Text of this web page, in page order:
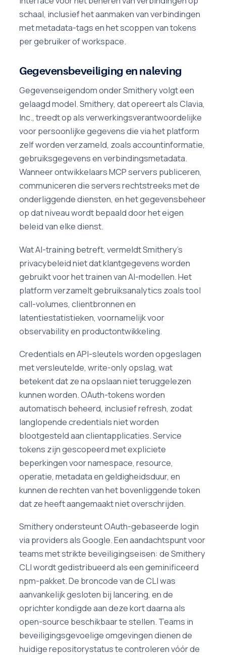
schaal, inclusief het aanmaken van verbindingen
met metadata-tags en het scoppen van tokens
per gebruiker of workspace.
Gegevensbeveiliging en naleving
Gegevenseigendom onder Smithery volgt een
gelaagd model. Smithery, dat opereert als Clavia,
Inc., treedt op als verwerkingsverantwoordelijke
voor persoonlijke gegevens die via het platform
zelf worden verzameld, zoals accountinformatie,
gebruiksgegevens en verbindingsmetadata.
Wanneer ontwikkelaars MCP servers publiceren,
communiceren die servers rechtstreeks met de
onderliggende diensten, en het gegevensbeheer
op dat niveau wordt bepaald door het eigen
beleid van elke dienst.
Wat AI-training betreft, vermeldt Smithery's
privacybeleid niet dat klantgegevens worden
gebruikt voor het trainen van AI-modellen. Het
platform verzamelt gebruiksanalytics zoals tool
call-volumes, clientbronnen en
latentiestatistieken, voornamelijk voor
observability en productontwikkeling.
Credentials en API-sleutels worden opgeslagen
met versleutelde, write-only opslag, wat
betekent dat ze na opslaan niet teruggelezen
kunnen worden. OAuth-tokens worden
automatisch beheerd, inclusief refresh, zodat
langlopende credentials niet worden
blootgesteld aan clientapplicaties. Service
tokens zijn gescopeerd met expliciete
beperkingen voor namespace, resource,
operatie, metadata en geldigheidsduur, en
kunnen de rechten van het bovenliggende token
dat ze heeft aangemaakt niet overschrijden.
Smithery ondersteunt OAuth-gebaseerde login
via providers als Google. Een aandachtspunt voor
teams met strikte beveiligingseisen: de Smithery
CLI wordt gedistribueerd als een geminificeerd
npm-pakket. De broncode van de CLI was
aanvankelijk gesloten bij lancering, en de
oprichter kondigde aan deze kort daarna als
open-source beschikbaar te stellen. Teams in
beveiligingsgevoelige omgevingen dienen de
huidige repositorystatus te controleren vóór de